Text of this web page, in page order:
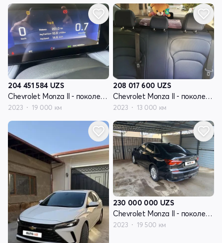
204 451 584 UZS
Chevrolet Monza II - поколение рестайлинг
2023 19 000 км
208 017 600 UZS
Chevrolet Monza II - поколение рестайлинг
2023 13 000 км
230 000 000 UZS
Chevrolet Monza II - поколение рестайлинг
2023 19 500 км